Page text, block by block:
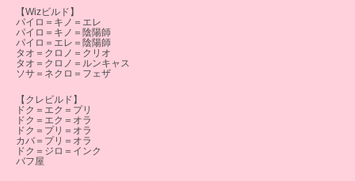
【Wizビルド】
パイロ＝キノ＝エレ
パイロ＝キノ＝陰陽師
パイロ＝エレ＝陰陽師
タオ＝クロノ＝クリオ
タオ＝クロノ＝ルンキャス
ソサ＝ネクロ＝フェザ
【クレビルド】
ドク＝エク＝プリ
ドク＝エク＝オラ
ドク＝プリ＝オラ
カバ＝プリ＝オラ
ドク＝ジロ＝インク
バフ屋